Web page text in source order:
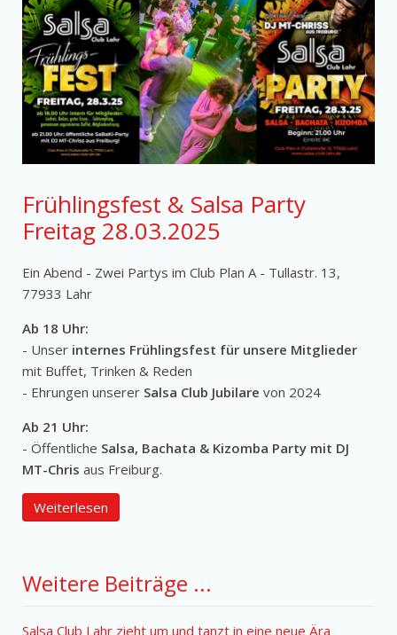
Frühlingsfest & Salsa Party
Freitag 28.03.2025
Ein Abend - Zwei Partys im Club Plan A - Tullastr. 13,
77933 Lahr
Ab 18 Uhr:
- Unser internes Frühlingsfest für unsere Mitglieder
mit Buffet, Trinken & Reden
- Ehrungen unserer Salsa Club Jubilare von 2024
Ab 21 Uhr:
- Öffentliche Salsa, Bachata & Kizomba Party mit DJ
MT-Chris aus Freiburg.
Weiterlesen
Weitere Beiträge ...
Salsa Club Lahr zieht um und tanzt in eine neue Ära